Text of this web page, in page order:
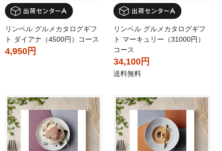
リンベル グルメカタログギフ
ト ダイアナ（4500円）コース
4,950円
リンベル グルメカタログギフ
ト マーキュリー（31000円）
コース
34,100円
送料無料